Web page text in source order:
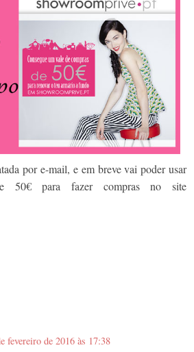
por e-mail, e em breve vai poder usar
para fazer compras no site
fevereiro de 2016 às 17:38